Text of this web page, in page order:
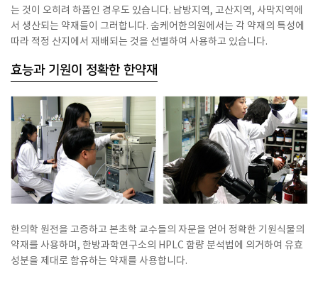
는 것이 오히려 하품인 경우도 있습니다. 남방지역, 고산지역, 사막지역에
서 생산되는 약재들이 그러합니다. 숨케어한의원에서는 각 약재의 특성에
따라 적정 산지에서 재배되는 것을 선별하여 사용하고 있습니다.
효능과 기원이 정확한 한약재
한의학 원전을 고증하고 본초학 교수들의 자문을 얻어 정확한 기원식물의
약재를 사용하며, 한방과학연구소의 HPLC 함량 분석법에 의거하여 유효
성분을 제대로 함유하는 약재를 사용합니다.